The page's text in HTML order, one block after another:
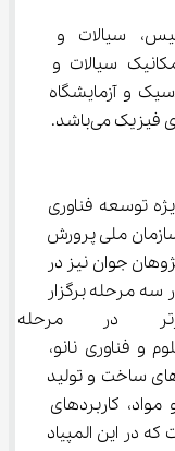
سیالات و
سیالات و
و آزمایشگاه
می‌باشد.
توسعه فناوری
همچنین سازمان ملی پرورش
جوان نیز در
سه مرحله برگزار
در مرحله
مقدمه‌ای بر علوم و فناوری نانو،
نانو مواد، خواص نانو مواد، روش‌های ساخت و تولید
مواد، کاربردهای
در این المپیاد